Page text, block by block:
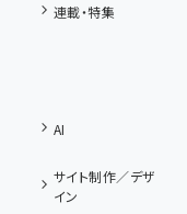
連載・特集
AI
サイト制作／デザ
イン